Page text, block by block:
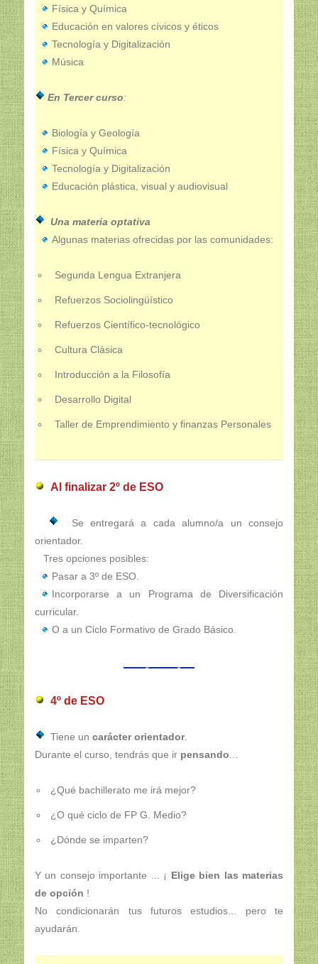
Física y Química
Educación en valores cívicos y éticos
Tecnología y Digitalización
Música
En Tercer curso:
Biología y Geología
Física y Química
Tecnología y Digitalización
Educación plástica, visual y audiovisual
Una materia optativa
Algunas materias ofrecidas por las comunidades:
Segunda Lengua Extranjera
Refuerzos Sociolingüístico
Refuerzos Científico-tecnológico
Cultura Clásica
Introducción a la Filosofía
Desarrollo Digital
Taller de Emprendimiento y finanzas Personales
Al finalizar 2º de ESO
Se entregará a cada alumno/a un consejo
orientador.
Tres opciones posibles:
Pasar a 3º de ESO.
Incorporarse a un Programa de Diversificación
curricular.
O a un Ciclo Formativo de Grado Básico.
4º de ESO
Tiene un carácter orientador.
Durante el curso, tendrás que ir pensando
¿Qué bachillerato me irá mejor?
¿O qué ciclo de FP G. Medio?
¿Dónde se imparten?
Y un consejo importante ... ¡ Elige bien las materias
de opción !
No condicionarán tus futuros estudios... pero te
ayudarán.